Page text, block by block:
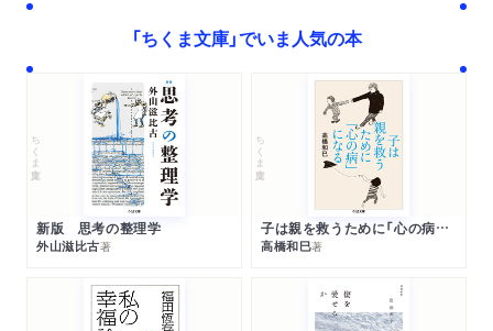
「ちくま文庫」でいま人気の本
ちくま文庫
新版 思考の整理学
外山滋比古著
ちくま文庫
子は親を救うために「心の病」になる
高橋和巳著